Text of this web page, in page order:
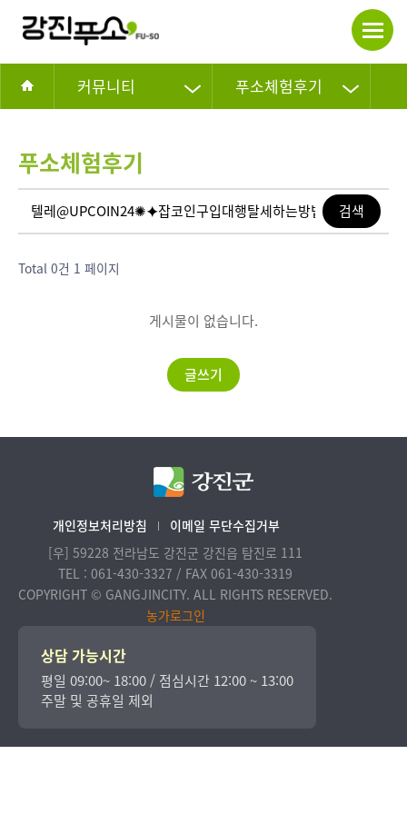
커뮤니티 푸소체험후기
푸소체험후기
Total 0건 1 페이지
게시물이 없습니다.
글쓰기
개인정보처리방침
이메일 무단수집거부
[우] 59228 전라남도 강진군 강진읍 탐진로 111
TEL : 061-430-3327 / FAX 061-430-3319
COPYRIGHT © GANGJINCITY. ALL RIGHTS RESERVED.
농가로그인
상담 가능시간
평일 09:00~ 18:00 / 점심시간 12:00 ~ 13:00
주말 및 공휴일 제외